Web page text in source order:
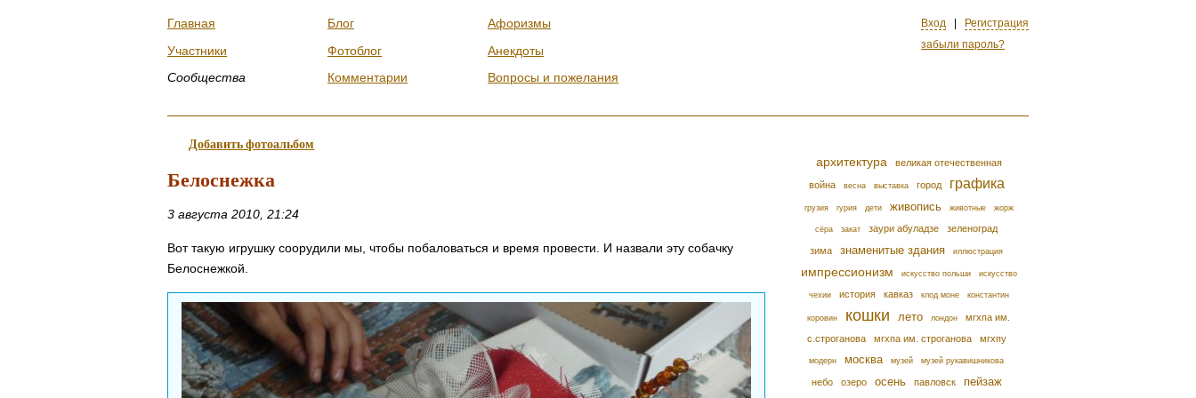
Вход
Регистрация
забыли пароль?
Главная
Участники
Сообщества
Блог
Фотоблог
Комментарии
Афоризмы
Анекдоты
Вопросы и пожелания
Добавить фотоальбом
Белоснежка
3 августа 2010, 21:24
Вот такую игрушку соорудили мы, чтобы побаловаться и время провести. И назвали эту собачку
Белоснежкой.
архитектура великая отечественная
война весна выставка город графика
грузия гурия дети живопись животные жорж
сёра закат заури абуладзе зеленоград
зима знаменитые здания иллюстрация
импрессионизм искусство польши искусство
чехии история кавказ клод моне константин
коровин кошки лето лондон
мгхпа им.
с.строганова
мгхпа им. строганова мгхпу
модерн москва музей музей рукавишникова
небо озеро осень павловск пейзаж